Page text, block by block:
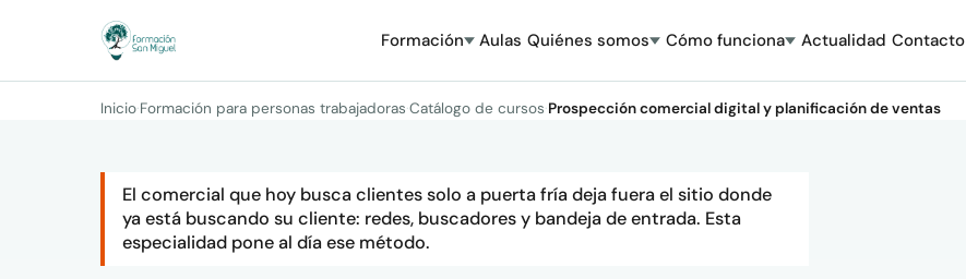
Formación Aulas Quiénes somos Cómo funciona Actualidad Contacto
Inicio·Formación para personas trabajadoras·Catálogo de cursos·Prospección comercial digital y planificación de ventas
El comercial que hoy busca clientes solo a puerta fría deja fuera el sitio donde
ya está buscando su cliente: redes, buscadores y bandeja de entrada. Esta
especialidad pone al día ese método.